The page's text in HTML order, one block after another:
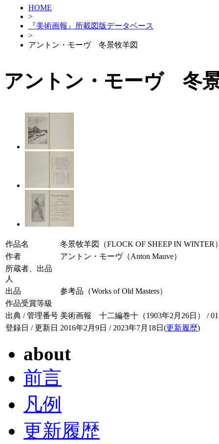
HOME
>
『美術画報』所載図版データベース
>
アントン・モーヴ 冬景牧羊図
アントン・モーヴ 冬
作品名
冬景牧羊図（FLOCK OF SHEEP IN WINTER
作者
アントン・モーヴ（Anton Mauve）
所蔵者、出品
人
出品
参考品（Works of Old Masters）
作品受賞等級
出典 / 管理番号 美術画報 十二編巻十（1903年2月26日） /
登録日 / 更新日 2016年2月9日 / 2023年7月18日(更新履歴)
about
前言
凡例
更新履歴